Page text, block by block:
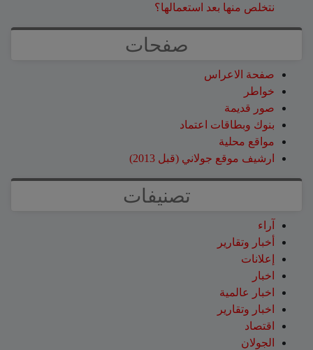
نتخلص منها بعد استعمالها؟
صفحات
صفحة الاعراس
خواطر
صور قديمة
بنوك وبطاقات اعتماد
مواقع محلية
ارشيف موقع جولاني (قبل 2013)
تصنيفات
آراء
أخبار وتقارير
إعلانات
اخبار
اخبار عالمية
اخبار وتقارير
اقتصاد
الجولان